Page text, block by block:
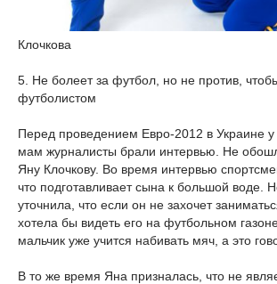
Клочкова
5. Не болеет за футбол, но не против,
футболистом
Перед проведением Евро-2012 в Украине у
мам журналисты брали интервью. Не
Яну Клочкову. Во время интервью
что подготавливает сына к большой воде.
уточнила, что если он не захочет
хотела бы видеть его на футбольном
мальчик уже учится набивать мяч, а это
В то же время Яна призналась, что не